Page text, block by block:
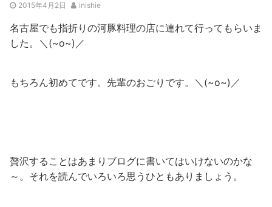
2015年4月2日 inishie
名古屋でも指折りの河豚料理の店に連れて行ってもらいま
した。＼(~o~)／
もちろん初めてです。先輩のおごりです。＼(~o~)／
贅沢することはあまりブログに書いてはいけないのかな
～。それを読んでいろいろ思うひともありましょう。